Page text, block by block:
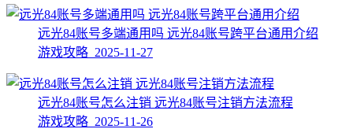
远光84账号多端通用吗 远光84账号跨平台通用介绍
游戏攻略 2025-11-27
远光84账号怎么注销 远光84账号注销方法流程
游戏攻略 2025-11-26